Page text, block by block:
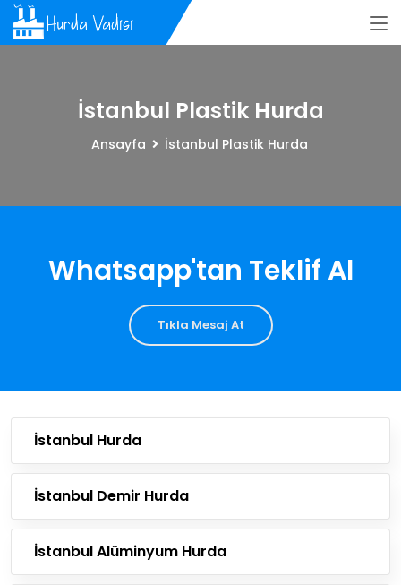
İstanbul Plastik Hurda
Ansayfa İstanbul Plastik Hurda
Whatsapp'tan Teklif Al
Tıkla Mesaj At
İstanbul Hurda
İstanbul Demir Hurda
İstanbul Alüminyum Hurda